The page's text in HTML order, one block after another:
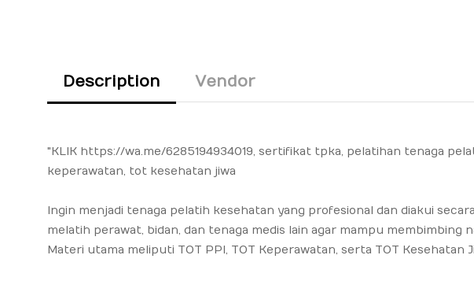
Description Vendor
"KLIK https://wa.me/6285194934019, sertifikat tpka, pelatihan tenaga
keperawatan, tot kesehatan jiwa
Ingin menjadi tenaga pelatih kesehatan yang profesional dan diakui
melatih perawat, bidan, dan tenaga medis lain agar mampu membimbing
Materi utama meliputi TOT PPI, TOT Keperawatan, serta TOT Kesehatan